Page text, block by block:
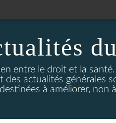
entre le droit et la
des actualités générales
à améliorer, non